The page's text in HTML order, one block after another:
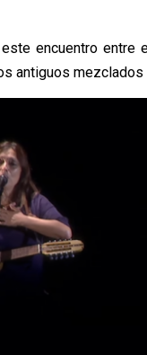
encuentro
antiguos